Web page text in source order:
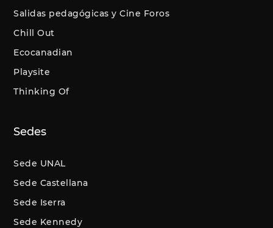
Salidas pedagógicas y Cine Foros
Chill Out
Ecocanadian
Playsite
Thinking Of
Sedes
Sede UNAL
Sede Castellana
Sede Iserra
Sede Kennedy